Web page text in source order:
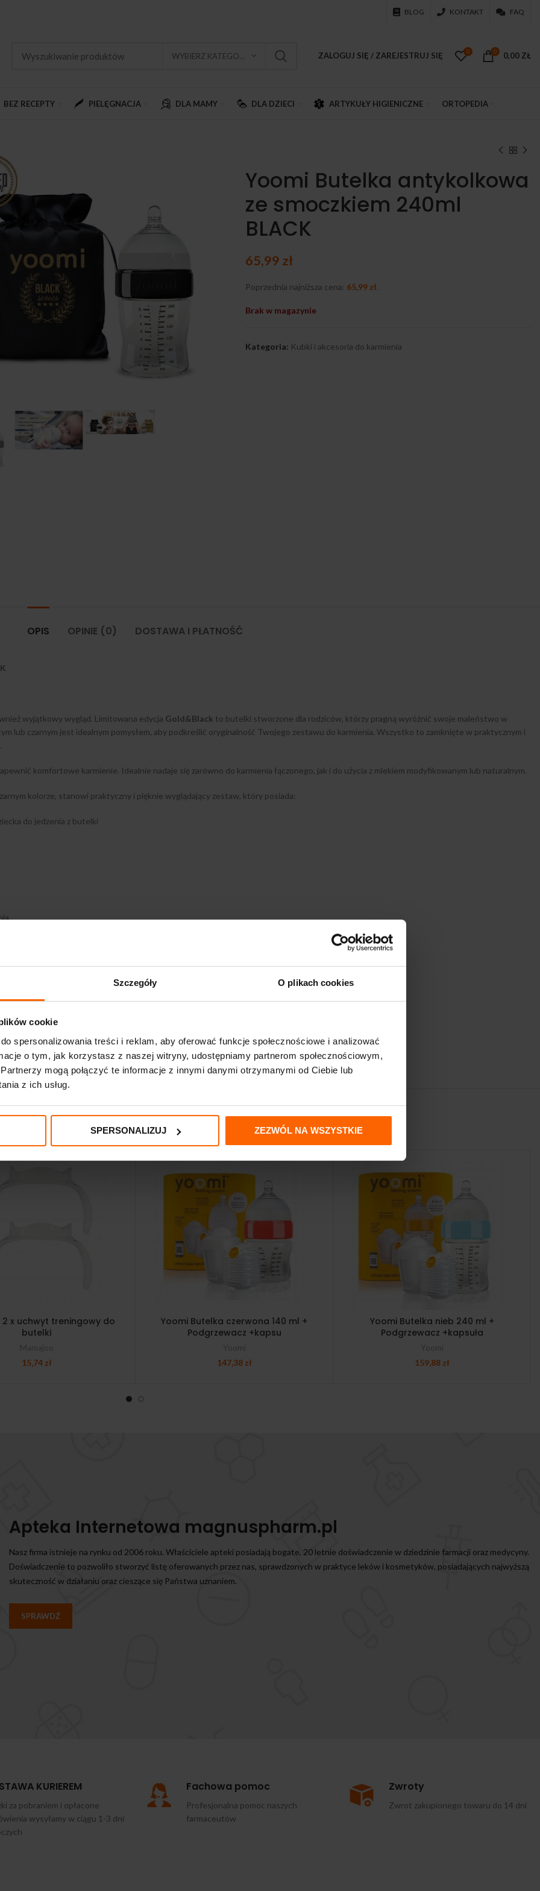
Szczegóły O plikach cookies
cookie
spersonalizowania treści i reklam, aby oferować funkcje społecznościowe i analizować
o tym, jak korzystasz z naszej witryny, udostępniamy partnerom społecznościowym,
mogą połączyć te informacje z innymi danymi otrzymanymi od Ciebie lub
z ich usług.
SPERSONALIZUJ ZEZWÓL NA WSZYSTKIE
BLOG KONTAKT FAQ
WYBIERZ KATEGORIĘ ZALOGUJ SIĘ / ZAREJESTRUJ SIĘ 0 0 0,00 ZŁ
BEZ RECEPTY PIELĘGNACJA DLA MAMY DLA DZIECI ARTYKUŁY HIGIENICZNE ORTOPEDIA
Yoomi Butelka antykolkowa
ze smoczkiem 240ml
BLACK
65,99 zł
Poprzednia najniższa cena: 65,99 zł.
Brak w magazynie
Kategoria: Kubki i akcesoria do karmienia
OPIS OPINIE (0) DOSTAWA I PŁATNOŚĆ
wyjątkowy wygląd. Limitowana edycja Gold&Black to butelki stworzone dla rodziców, którzy pragną wyróżnić swoje maleństwo w
lub czarnym jest idealnym pomysłem, aby podkreślić oryginalność Twojego zestawu do karmienia. Wszystko to zamknięte w praktycznym i
komfortowe karmienie. Idealnie nadaje się zarówno do karmienia łączonego, jak i do użycia z mlekiem modyfikowanym lub naturalnym.
kolorze, stanowi praktyczny i pięknie wyglądający zestaw, który posiada:
do jedzenia z butelki
butelkach Yoomi )
x uchwyt treningowy do
butelki
15,74 zł
Yoomi Butelka czerwona 140 ml +
Podgrzewacz +kapsu
147,38 zł
Yoomi Butelka nieb 240 ml +
Podgrzewacz +kapsuła
159,88 zł
Apteka Internetowa magnuspharm.pl
Nasz firma istnieje na rynku od 2006 roku. Właściciele apteki posiadają bogate, 20 letnie doświadczenie w dziedzinie farmacji oraz medycyny.
Doświadczenie to pozwoliło stworzyć listę oferowanych przez nas, sprawdzonych w praktyce leków i kosmetyków, posiadających najwyższą
skuteczność w działaniu oraz cieszące się Państwa uznaniem.
SPRAWDŹ
KURIEREM
za pobraniem i opłacone
wysyłamy w ciągu 1-3 dni
Fachowa pomoc
Profesjonalna pomoc naszych
farmaceutów
Zwroty
Zwrot zakupionego towaru do 14 dni